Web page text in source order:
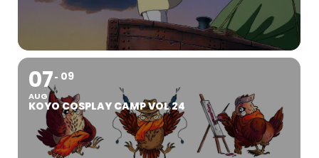
07
AUG
09
KOYO COSPLAY CAMP VOL 24